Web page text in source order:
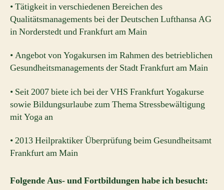
• Tätigkeit in verschiedenen Bereichen des
Qualitätsmanagements bei der Deutschen Lufthansa AG
in Norderstedt und Frankfurt am Main
• Angebot von Yogakursen im Rahmen des betrieblichen
Gesundheitsmanagements der Stadt Frankfurt am Main
• Seit 2007 biete ich bei der VHS Frankfurt Yogakurse
sowie Bildungsurlaube zum Thema Stressbewältigung
mit Yoga an
• 2013 Heilpraktiker Überprüfung beim Gesundheitsamt
Frankfurt am Main
Folgende Aus- und Fortbildungen habe ich besucht: